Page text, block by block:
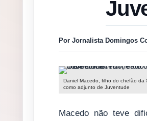
Por Jornalista Domingos
Daniel Macedo, filho do chefão da
como adjunto de Juventude
Macedo não teve